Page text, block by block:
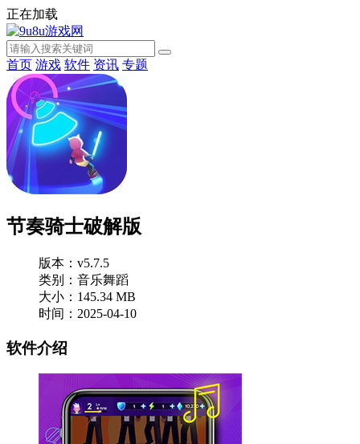
正在加载
首页 游戏 软件 资讯 专题
节奏骑士破解版
版本：v5.7.5
类别：音乐舞蹈
大小：145.34 MB
时间：2025-04-10
软件介绍